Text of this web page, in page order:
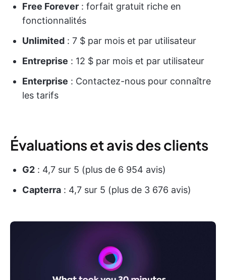
Free Forever : forfait gratuit riche en
fonctionnalités
Unlimited : 7 $ par mois et par utilisateur
Entreprise : 12 $ par mois et par utilisateur
Enterprise : Contactez-nous pour connaître
les tarifs
Évaluations et avis des clients
G2 : 4,7 sur 5 (plus de 6 954 avis)
Capterra : 4,7 sur 5 (plus de 3 676 avis)